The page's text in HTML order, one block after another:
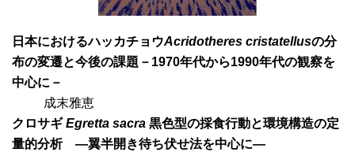
日本におけるハッカチョウAcridotheres cristatellusの分
布の変遷と今後の課題－1970年代から1990年代の観察を
中心に－
成末雅恵
クロサギEgretta sacra 黒色型の採食行動と環境構造の定
量的分析 —翼半開き待ち伏せ法を中心に—